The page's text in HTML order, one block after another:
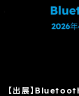
【出展】